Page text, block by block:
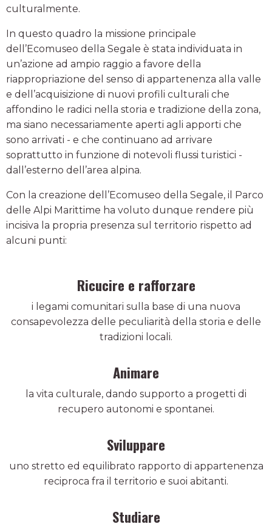
culturalmente.
In questo quadro la missione principale
dell’Ecomuseo della Segale è stata individuata in
un’azione ad ampio raggio a favore della
riappropriazione del senso di appartenenza alla valle
e dell’acquisizione di nuovi profili culturali che
affondino le radici nella storia e tradizione della zona,
ma siano necessariamente aperti agli apporti che
sono arrivati - e che continuano ad arrivare
soprattutto in funzione di notevoli flussi turistici -
dall’esterno dell’area alpina.
Con la creazione dell’Ecomuseo della Segale, il Parco
delle Alpi Marittime ha voluto dunque rendere più
incisiva la propria presenza sul territorio rispetto ad
alcuni punti:
Ricucire e rafforzare
i legami comunitari sulla base di una nuova
consapevolezza delle peculiarità della storia e delle
tradizioni locali.
Animare
la vita culturale, dando supporto a progetti di
recupero autonomi e spontanei.
Sviluppare
uno stretto ed equilibrato rapporto di appartenenza
reciproca fra il territorio e suoi abitanti.
Studiare